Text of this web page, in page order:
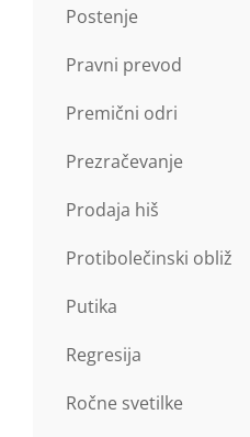
Postenje
Pravni prevod
Premični odri
Prezračevanje
Prodaja hiš
Protibolečinski obliž
Putika
Regresija
Ročne svetilke